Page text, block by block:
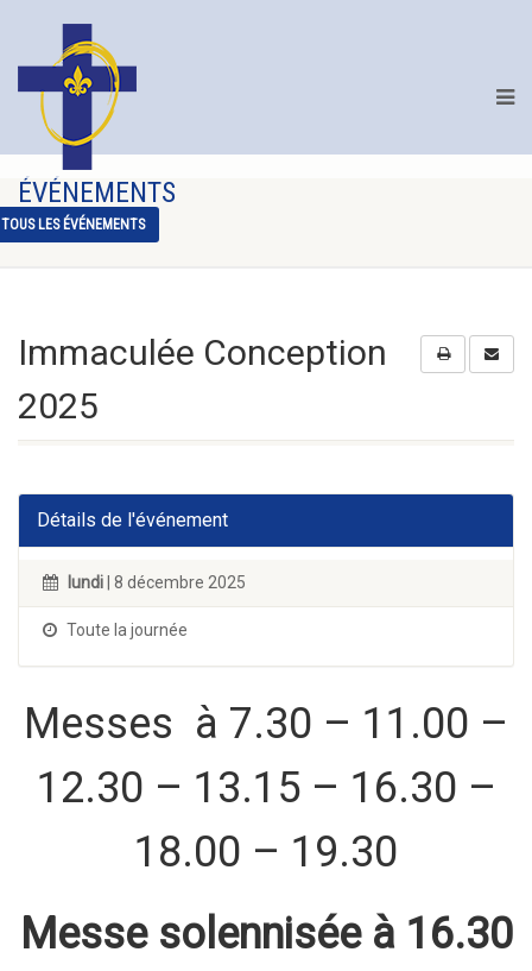
ÉVÉNEMENTS
TOUS LES ÉVÉNEMENTS
Immaculée Conception
2025
Détails de l'événement
lundi | 8 décembre 2025
Toute la journée
Messes à 7.30 – 11.00 –
12.30 – 13.15 – 16.30 –
18.00 – 19.30
Messe solennisée à 16.30